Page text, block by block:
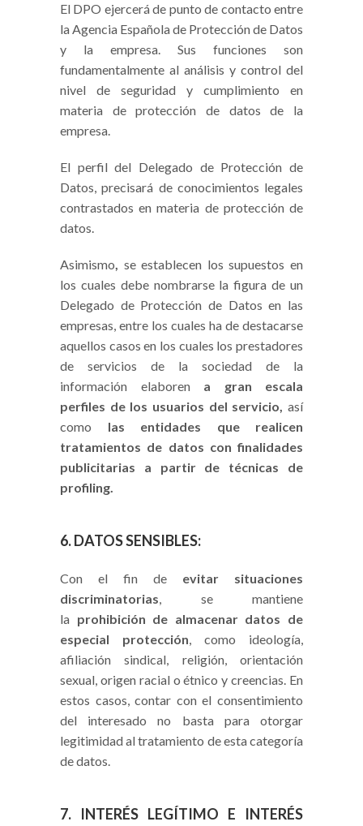
El DPO ejercerá de punto de contacto entre
la Agencia Española de Protección de Datos
y la empresa. Sus funciones son
fundamentalmente al análisis y control del
nivel de seguridad y cumplimiento en
materia de protección de datos de la
empresa.
El perfil del Delegado de Protección de
Datos, precisará de conocimientos legales
contrastados en materia de protección de
datos.
Asimismo, se establecen los supuestos en
los cuales debe nombrarse la figura de un
Delegado de Protección de Datos en las
empresas, entre los cuales ha de destacarse
aquellos casos en los cuales los prestadores
de servicios de la sociedad de la
información elaboren a gran escala
perfiles de los usuarios del servicio, así
como las entidades que
realicen
tratamientos de datos con finalidades
publicitarias a partir de técnicas de
profiling.
6. DATOS SENSIBLES:
Con el fin de evitar situaciones
discriminatorias, se mantiene
la prohibición de almacenar datos de
especial protección, como ideología,
afiliación sindical, religión, orientación
sexual, origen racial o étnico y creencias. En
estos casos, contar con el consentimiento
del interesado no basta para otorgar
legitimidad al tratamiento de esta categoría
de datos.
7. INTERÉS LEGÍTIMO E INTERÉS